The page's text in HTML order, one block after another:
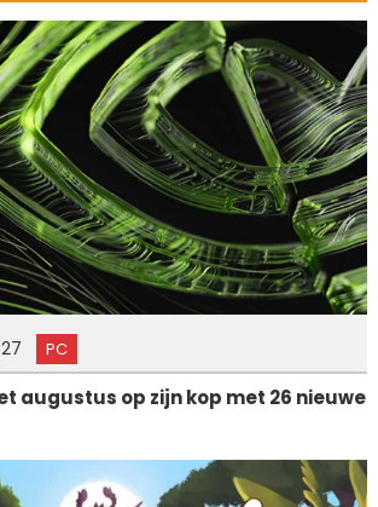
PC
augustus op zijn kop met 26 nieuwe